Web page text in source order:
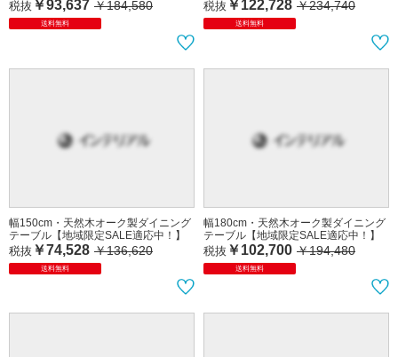
税抜 ￥93,637 ￥184,580
送料無料
税抜 ￥122,728 ￥234,740
送料無料
幅150cm・天然木オーク製ダイニング
テーブル【地域限定SALE適応中！】
税抜 ￥74,528 ￥136,620
送料無料
幅180cm・天然木オーク製ダイニング
テーブル【地域限定SALE適応中！】
税抜 ￥102,700 ￥194,480
送料無料